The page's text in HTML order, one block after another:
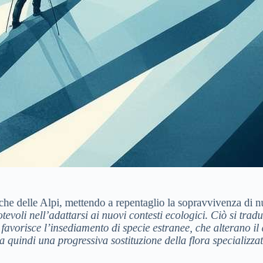
delle Alpi, mettendo a repentaglio la sopravvivenza
nell’adattarsi ai nuovi contesti ecologici. Ciò si
l’insediamento di specie estranee, che
una progressiva sostituzione della flora